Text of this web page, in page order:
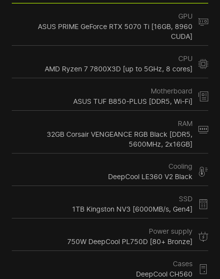
ASUS PRIME GeForce RTX 5070 Ti [16GB, 8960
CUDA]
AMD Ryzen 7 7800X3D [up to 5GHz, 8 cores]
ASUS TUF B850-PLUS [DDR5, Wi-Fi]
32GB Corsair VENGEANCE RGB Black [DDR5,
5600MHz, 2x16GB]
DeepCool LE360 V2 Black
1TB Kingston NV3 [6000MB/s, Gen4]
750W DeepCool PL750D [80+ Bronze]
DeepCool CH560